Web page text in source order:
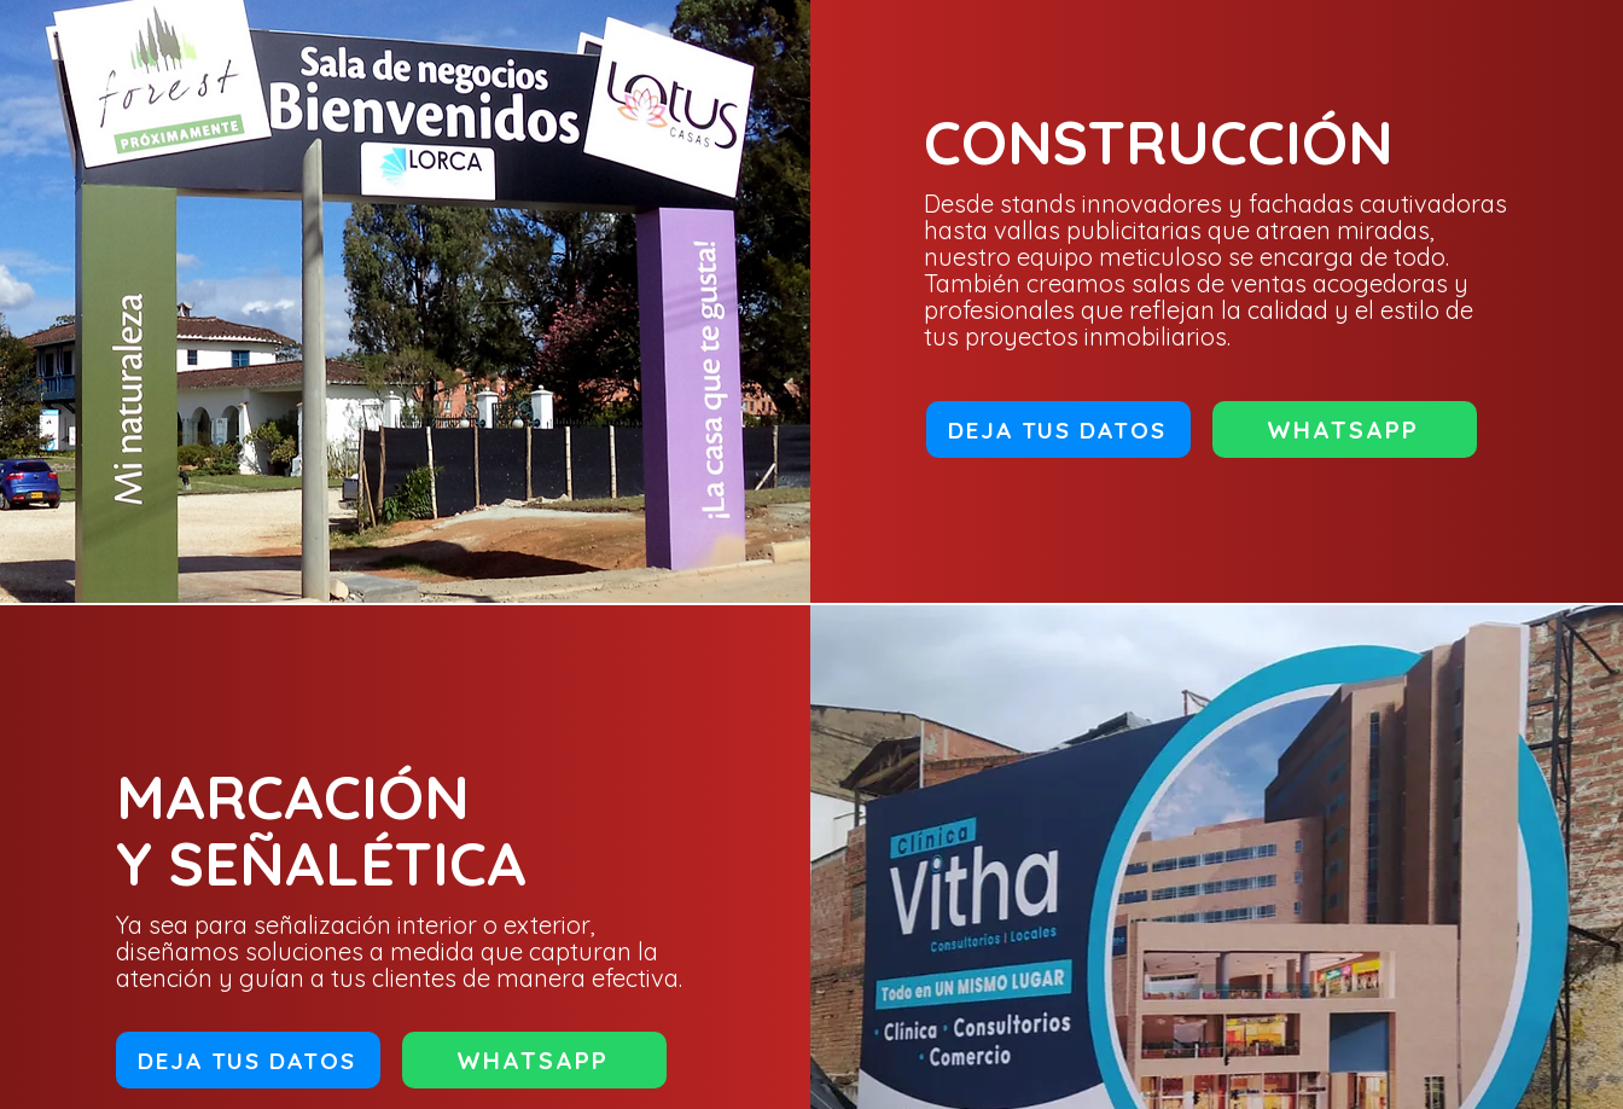
CONSTRUCCIÓN
Desde stands innovadores y fachadas cautivadoras
hasta vallas publicitarias que atraen miradas,
nuestro equipo meticuloso se encarga de todo.
También creamos salas de ventas acogedoras y
profesionales que reflejan la calidad y el estilo de
tus proyectos inmobiliarios.
DEJA TUS DATOS WHATSAPP
MARCACIÓN
Y SEÑALÉTICA
Ya sea para señalización interior o exterior,
diseñamos soluciones a medida que capturan la
atención y guían a tus clientes de manera efectiva.
DEJA TUS DATOS WHATSAPP